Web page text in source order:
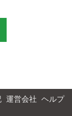
運営会社 ヘルプ